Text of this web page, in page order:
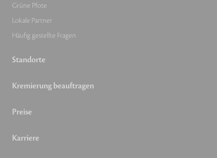
Grüne Pfote
Lokale Partner
Häufig gestellte Fragen
Standorte
Kremierung beauftragen
Preise
Karriere